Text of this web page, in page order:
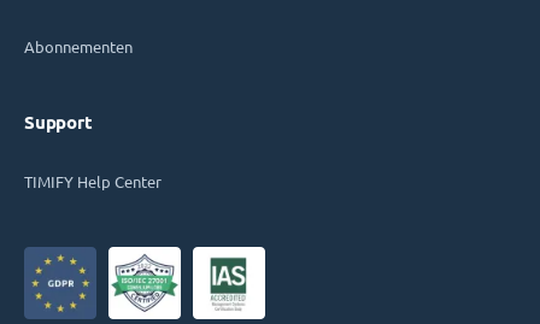
Abonnementen
Support
TIMIFY Help Center